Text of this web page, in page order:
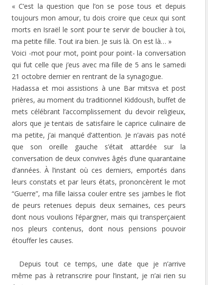
« C’est la question que l’on se pose tous et depuis
toujours mon amour, tu dois croire que ceux qui sont
morts en Israël le sont pour te servir de bouclier à toi,
ma petite fille. Tout ira bien. Je suis là. On est là… »
Voici -mot pour mot, point pour point- la conversation
qui fut celle que j’eus avec ma fille de 5 ans le samedi
21 octobre dernier en rentrant de la synagogue.
Hadassa et moi assistions à une Bar mitsva et post
prières, au moment du traditionnel Kiddoush, buffet de
mets célébrant l’accomplissement du devoir religieux,
alors que je tentais de satisfaire le caprice culinaire de
ma petite, j’ai manqué d’attention. Je n’avais pas noté
que son oreille gauche s’était attardée sur la
conversation de deux convives âgés d’une quarantaine
d’années. À l’instant où ces derniers, emportés dans
leurs constats et par leurs états, prononcèrent le mot
“Guerre”, ma fille laissa couler entre ses jambes le flot
de peurs retenues depuis deux semaines, ces peurs
dont nous voulions l’épargner, mais qui transperçaient
nos pleurs contenus, dont nous pensions pouvoir
étouffer les causes.
Depuis tout ce temps, une date que je n’arrive
même pas à retranscrire pour l’instant, je n’ai rien su